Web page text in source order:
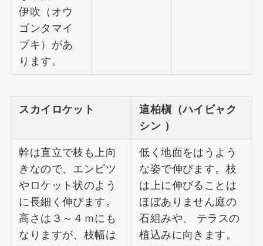
伊吹（オウ
ゴンタマイ
ブキ）があ
ります。
スカイロケット
這柏槇（ハイビャク
シン ）
幹は直立で枝も上向
きなので、エンピツ
やロケット状のよう
に長細く伸びます。
高さは３～４ｍにも
なりますが、枝幅は
低く地面をはうよう
な姿で伸びます。枝
は上に伸びることは
ほぼありません庭の
石組みや、 テラスの
植込みに向きます。